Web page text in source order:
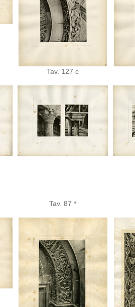
Tav. 127 c
Tav. 87 *